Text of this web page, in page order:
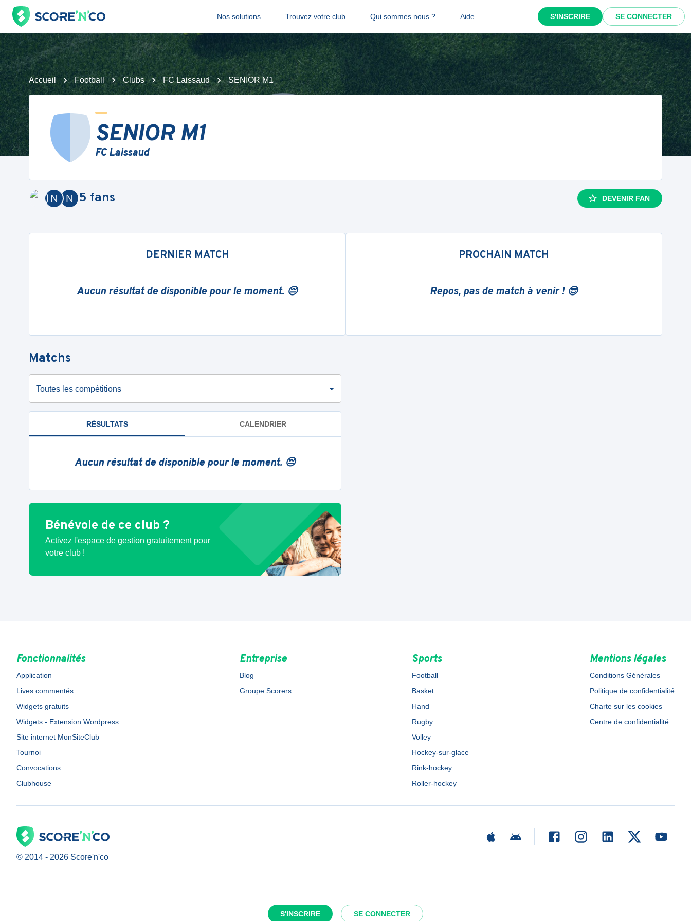
Nos solutions Trouvez votre club Qui sommes nous ? Aide S'INSCRIRE SE CONNECTER
S'INSCRIRE SE CONNECTER
Accueil Football Clubs FC Laissaud SENIOR M1
SENIOR M1
FC Laissaud
N
N 5 fans DEVENIR FAN
DERNIER MATCH
Aucun résultat de disponible pour le moment. 😔
PROCHAIN MATCH
Repos, pas de match à venir ! 😎
Matchs
Toutes les compétitions
RÉSULTATS CALENDRIER
Aucun résultat de disponible pour le moment. 😔
Bénévole de ce club ?
Activez l'espace de gestion gratuitement pour
votre club !
Fonctionnalités
Application
Lives commentés
Widgets gratuits
Widgets - Extension Wordpress
Site internet MonSiteClub
Tournoi
Convocations
Clubhouse
Entreprise
Blog
Groupe Scorers
Sports
Football
Basket
Hand
Rugby
Volley
Hockey-sur-glace
Rink-hockey
Roller-hockey
Mentions légales
Conditions Générales
Politique de confidentialité
Charte sur les cookies
Centre de confidentialité
© 2014 - 2026 Score'n'co